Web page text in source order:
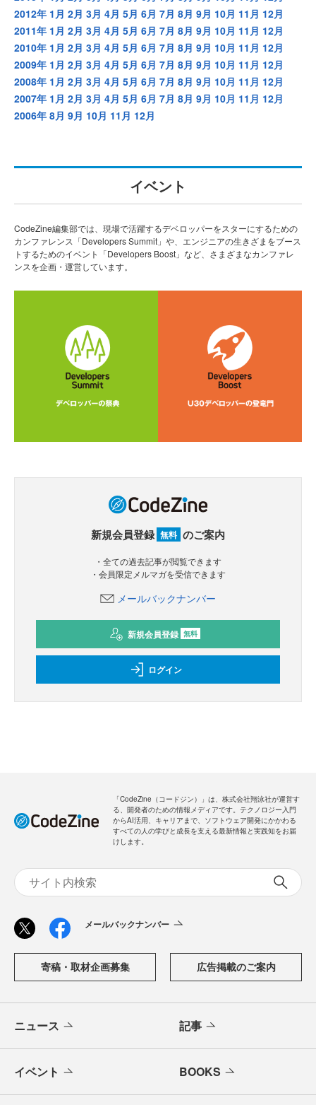
2012年 1月 2月 3月 4月 5月 6月 7月 8月 9月 10月 11月 12月
2011年 1月 2月 3月 4月 5月 6月 7月 8月 9月 10月 11月 12月
2010年 1月 2月 3月 4月 5月 6月 7月 8月 9月 10月 11月 12月
2009年 1月 2月 3月 4月 5月 6月 7月 8月 9月 10月 11月 12月
2008年 1月 2月 3月 4月 5月 6月 7月 8月 9月 10月 11月 12月
2007年 1月 2月 3月 4月 5月 6月 7月 8月 9月 10月 11月 12月
2006年 8月 9月 10月 11月 12月
イベント
CodeZine編集部では、現場で活躍するデベロッパーをスターにするための
カンファレンス「Developers Summit」や、エンジニアの生きざまをブース
トするためのイベント「Developers Boost」など、さまざまなカンファレ
ンスを企画・運営しています。
新規会員登録 無料 のご案内
・全ての過去記事が閲覧できます
・会員限定メルマガを受信できます
メールバックナンバー
新規会員登録 無料
ログイン
「CodeZine（コードジン）」は、株式会社翔泳社が運営す
る、開発者のための情報メディアです。テクノロジー入門
からAI活用、キャリアまで、ソフトウェア開発にかかわる
すべての人の学びと成長を支える最新情報と実践知をお届
けします。
メールバックナンバー
寄稿・取材企画募集 広告掲載のご案内
ニュース 記事
イベント BOOKS